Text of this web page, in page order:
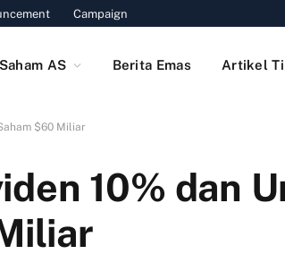
Campaign
AS Berita Emas Artikel
$60 Miliar
10% dan